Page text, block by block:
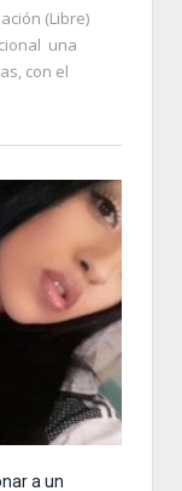
(Libre)
una
con el
a un